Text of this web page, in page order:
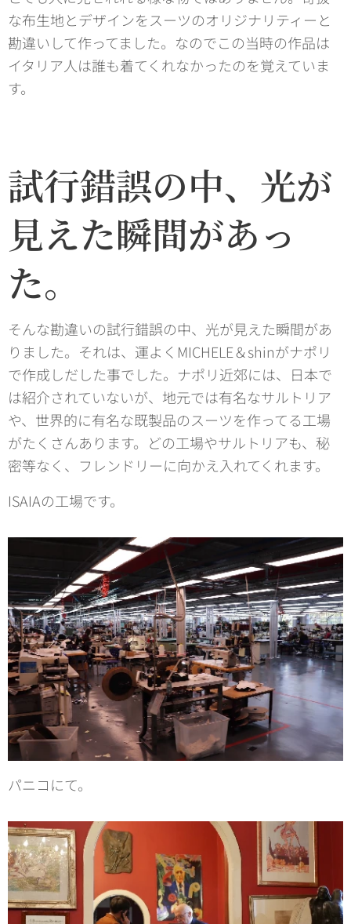
な布生地とデザインをスーツのオリジナリティーと
勘違いして作ってました。なのでこの当時の作品は
イタリア人は誰も着てくれなかったのを覚えていま
す。
試行錯誤の中、光が
見えた瞬間があっ
た。
そんな勘違いの試行錯誤の中、光が見えた瞬間があ
りました。それは、運よくMICHELE＆shinがナポリ
で作成しだした事でした。ナポリ近郊には、日本で
は紹介されていないが、地元では有名なサルトリア
や、世界的に有名な既製品のスーツを作ってる工場
がたくさんあります。どの工場やサルトリアも、秘
密等なく、フレンドリーに向かえ入れてくれます。
ISAIAの工場です。
パニコにて。